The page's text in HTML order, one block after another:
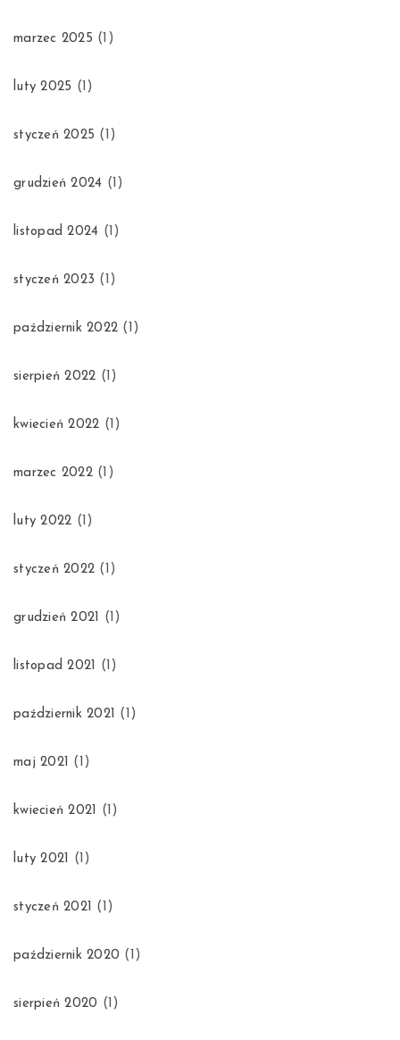
marzec 2025 (1)
luty 2025 (1)
styczeń 2025 (1)
grudzień 2024 (1)
listopad 2024 (1)
styczeń 2023 (1)
październik 2022 (1)
sierpień 2022 (1)
kwiecień 2022 (1)
marzec 2022(1)
luty 2022 (1)
styczeń 2022 (1)
grudzień 2021 (1)
listopad 2021 (1)
październik 2021 (1)
maj 2021 (1)
kwiecień 2021 (1)
luty 2021 (1)
styczeń 2021 (1)
październik 2020 (1)
sierpień 2020 (1)